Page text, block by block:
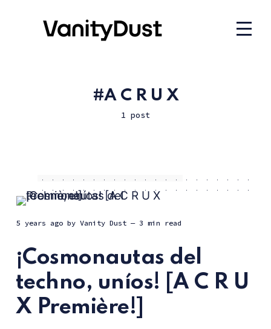
A C R U X
1 post
5 years agoby Vanity Dust — 3 min read
¡Cosmonautas del
techno, uníos! [A C R U
X Première!]